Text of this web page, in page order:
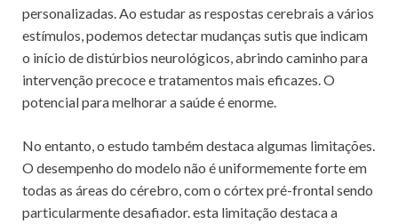
personalizadas. Ao estudar as respostas cerebrais a vários
estímulos, podemos detectar mudanças sutis que indicam
o início de distúrbios neurológicos, abrindo caminho para
intervenção precoce e tratamentos mais eficazes. O
potencial para melhorar a saúde é enorme.
No entanto, o estudo também destaca algumas limitações.
O desempenho do modelo não é uniformemente forte em
todas as áreas do cérebro, com o córtex pré-frontal sendo
particularmente desafiador. esta limitação destaca a